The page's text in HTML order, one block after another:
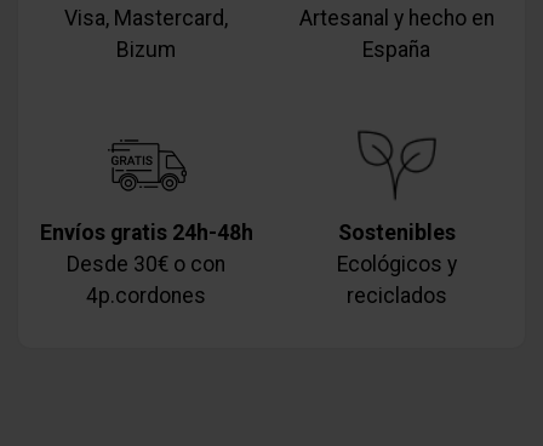
Visa, Mastercard,
Bizum
Artesanal y hecho en
España
Envíos gratis 24h-48h
Desde 30€ o con
4p.cordones
Sostenibles
Ecológicos y
reciclados